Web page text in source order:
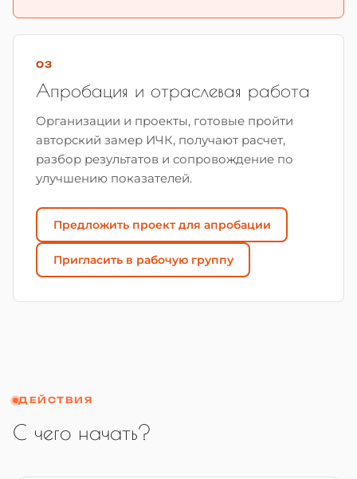
03
Апробация и отраслевая работа
Организации и проекты, готовые пройти
авторский замер ИЧК, получают расчет,
разбор результатов и сопровождение по
улучшению показателей.
Предложить проект для апробации
Пригласить в рабочую группу
ДЕЙСТВИЯ
С чего начать?